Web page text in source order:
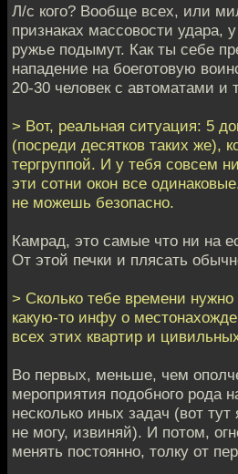
Л/с кого? Вообще всех, или
признаках массовости удара,
ружье подымут. Как ты себе
нападение на боеготовую
20-30 человек с автоматами и
> Вот, реальная ситуация: 5
(посреди десятков таких же),
тергруппой. И у тебя совсем
эти сотни окон все
не можешь безопасно.
Камрад, это самые что ни на
От этой печки и плясать
> Сколько тебе времени нужно
какую-то инфу о
всех этих квартир и
Во первых, меньше, чем
мероприятия подобного рода
несколько иных задач (вот
не могу, извиняй). И потом,
менять постоянно, толку от